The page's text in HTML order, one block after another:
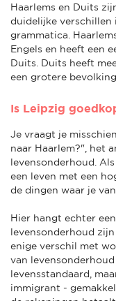
Haarlems en Duits
duidelijke verschillen
grammatica.
Engels en heeft een
Duits. Duits heeft
een grotere
Is Leipzig
Je vraagt je
naar Haarlem?", het
levensonderhoud.
een leven met een
de dingen waar je
Hier hangt echter
levensonderhoud
enige verschil met
van
levensstandaard,
immigrant -